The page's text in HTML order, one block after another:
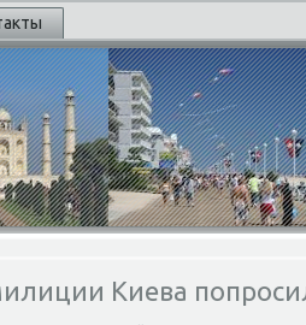
Киева